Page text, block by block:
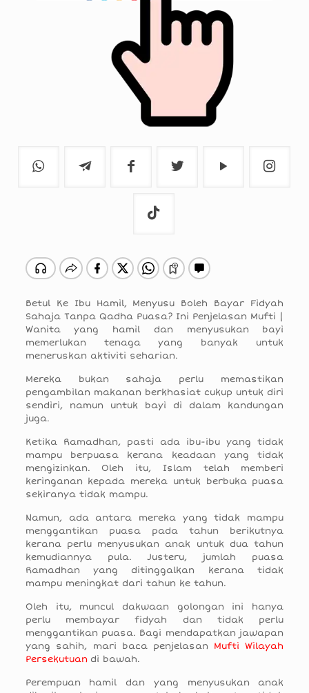
Betul Ke Ibu Hamil, Menyusu Boleh Bayar Fidyah
Sahaja Tanpa Qadha Puasa? Ini Penjelasan Mufti |
Wanita yang hamil dan menyusukan bayi
memerlukan tenaga yang banyak untuk
meneruskan aktiviti seharian.
Mereka bukan sahaja perlu memastikan
pengambilan makanan berkhasiat cukup untuk diri
sendiri, namun untuk bayi di dalam kandungan
juga.
Ketika Ramadhan, pasti ada ibu-ibu yang tidak
mampu berpuasa kerana keadaan yang tidak
mengizinkan. Oleh itu, Islam telah memberi
keringanan kepada mereka untuk berbuka puasa
sekiranya tidak mampu.
Namun, ada antara mereka yang tidak mampu
menggantikan puasa pada tahun berikutnya
kerana perlu menyusukan anak untuk dua tahun
kemudiannya pula. Justeru, jumlah puasa
Ramadhan yang ditinggalkan kerana tidak
mampu meningkat dari tahun ke tahun.
Oleh itu, muncul dakwaan golongan ini hanya
perlu membayar fidyah dan tidak perlu
menggantikan puasa. Bagi mendapatkan jawapan
yang sahih, mari baca penjelasan Mufti Wilayah
Persekutuandi bawah.
Perempuan hamil dan yang menyusukan anak